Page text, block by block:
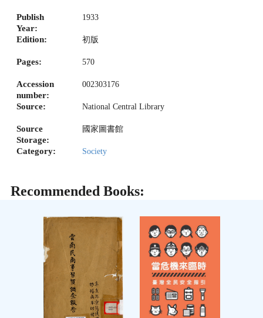
Publish
Year:
1933
Edition: 初版
Pages: 570
Accession
number:
002303176
Source: National Central Library
Source
Storage:
國家圖書館
Category: Society
Recommended Books: